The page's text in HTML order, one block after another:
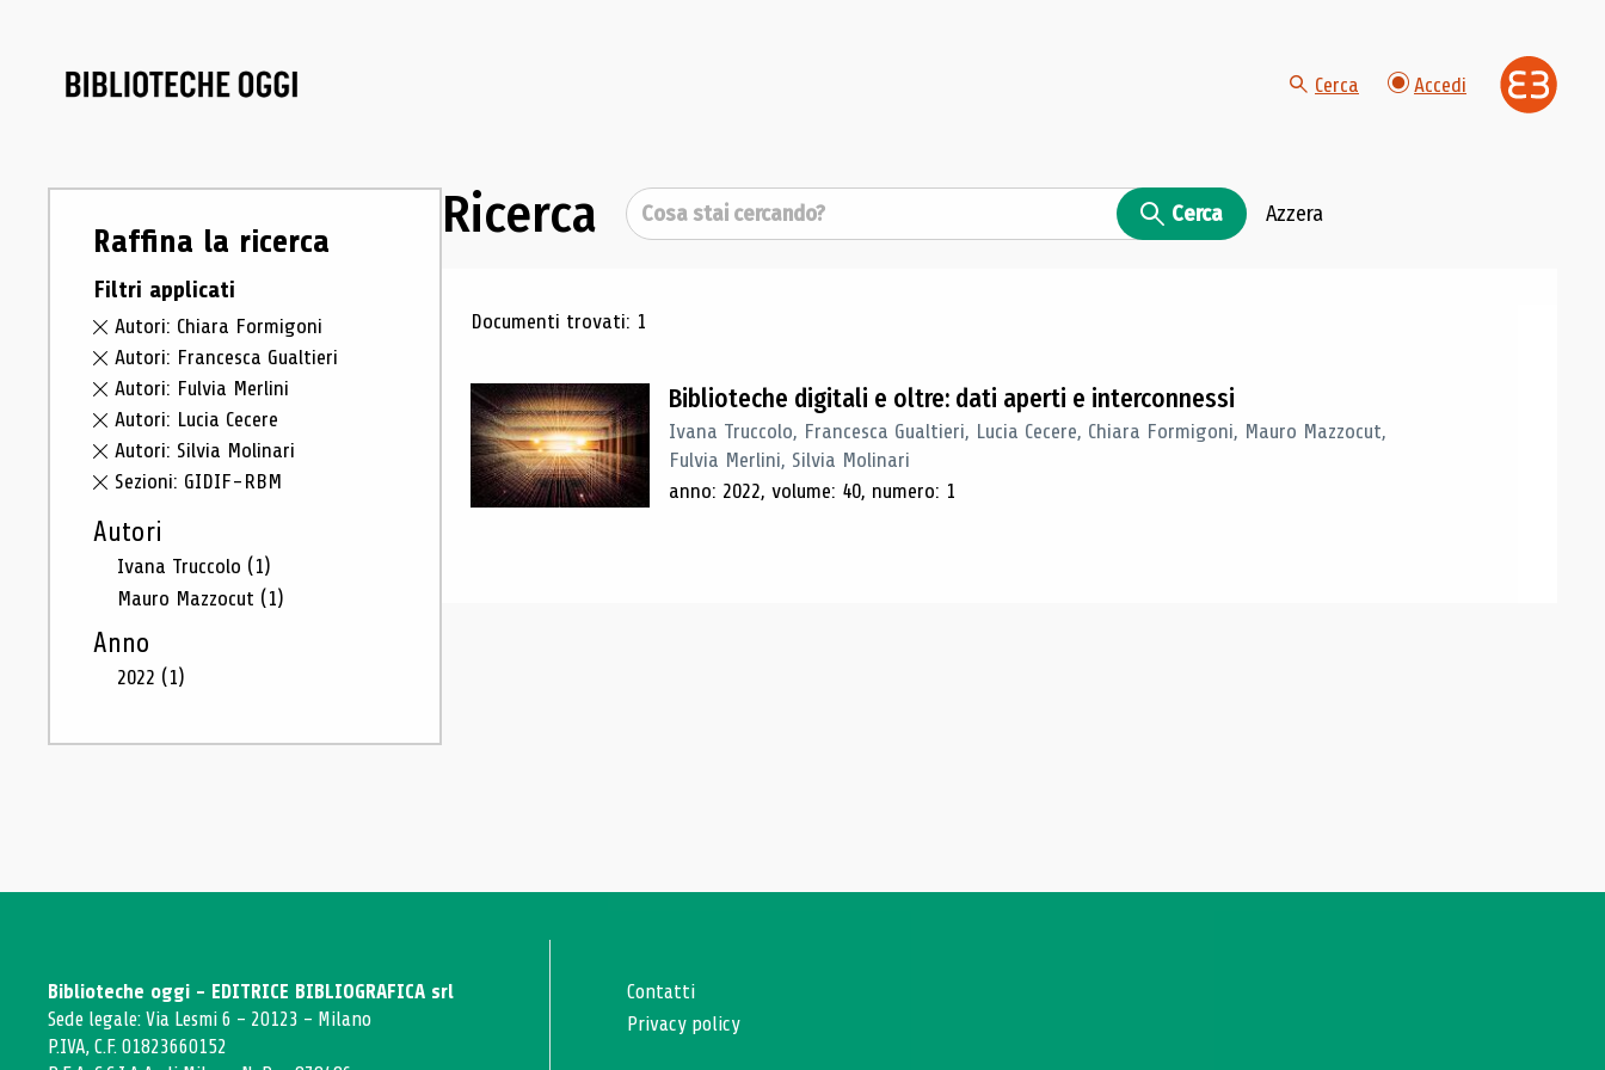
Cerca Accedi
Raffina la ricerca
Filtri applicati
Autori: Chiara Formigoni
Autori: Francesca Gualtieri
Autori: Fulvia Merlini
Autori: Lucia Cecere
Autori: Silvia Molinari
Sezioni: GIDIF-RBM
Autori
Ivana Truccolo (1)
Mauro Mazzocut (1)
Anno
2022 (1)
Ricerca Cerca Cerca Azzera
Risultati di ricerca
Documenti trovati: 1
Biblioteche digitali e oltre: dati aperti e interconnessi
Ivana Truccolo, Francesca Gualtieri, Lucia Cecere, Chiara Formigoni, Mauro Mazzocut,
Fulvia Merlini, Silvia Molinari
anno: 2022, volume: 40, numero: 1
Biblioteche oggi - EDITRICE BIBLIOGRAFICA srl
Sede legale: Via Lesmi 6 - 20123 - Milano
P.IVA, C.F. 01823660152
Contatti
Privacy policy